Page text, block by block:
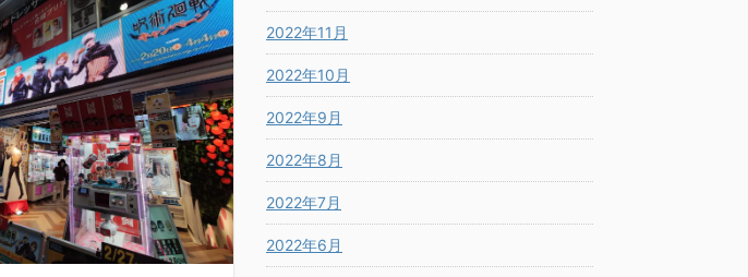
2022年11月
2022年10月
2022年9月
2022年8月
2022年7月
2022年6月